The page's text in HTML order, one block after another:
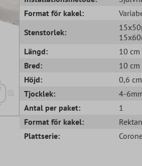
Format för kakel:
Stenstorlek:
Längd:
10 cm
Bred:
10 cm
Höjd:
0,6 cm
Tjocklek:
4-
Antal per paket:
1
Format för kakel:
Plattserie: